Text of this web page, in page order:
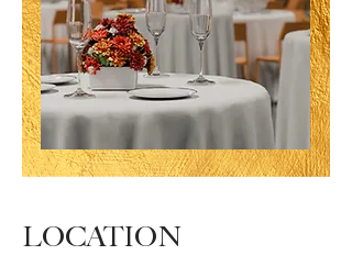
LOCATION